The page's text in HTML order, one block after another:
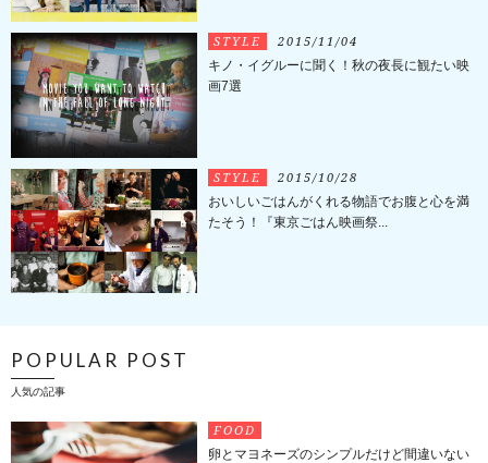
STYLE 2015/11/04
キノ・イグルーに聞く！秋の夜長に観たい映
画7選
STYLE 2015/10/28
おいしいごはんがくれる物語でお腹と心を満
たそう！『東京ごはん映画祭...
POPULAR POST
人気の記事
FOOD
卵とマヨネーズのシンプルだけど間違いない